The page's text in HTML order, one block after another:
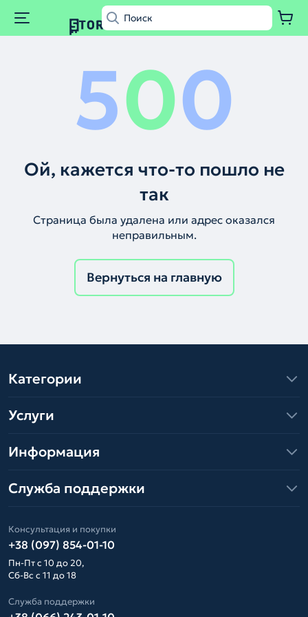
500
Ой, кажется что-то пошло не
так
Страница была удалена или адрес оказался
неправильным.
Вернуться на главную
Категории
Услуги
Информация
Служба поддержки
Консультация и покупки
+38 (097) 854-01-10
Пн-Пт с 10 до 20,
Сб-Вс с 11 до 18
Служба поддержки